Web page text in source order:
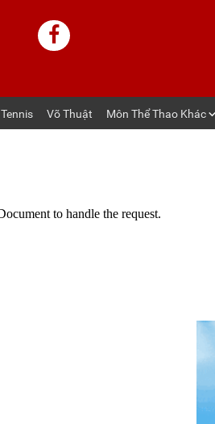
Tennis Võ Thuật
Môn Thể Thao Khác